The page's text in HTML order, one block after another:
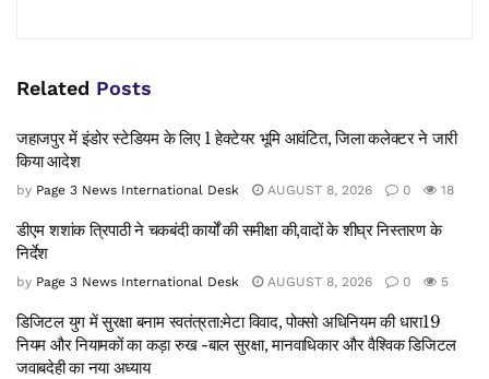
Related Posts
जहाजपुर में इंडोर स्टेडियम के लिए 1 हेक्टेयर भूमि आवंटित, जिला कलेक्टर ने जारी
किया आदेश
by Page 3 News International Desk AUGUST 8, 2026 0 18
डीएम शशांक त्रिपाठी ने चकबंदी कार्यों की समीक्षा की,वादों के शीघ्र निस्तारण के
निर्देश
by Page 3 News International Desk AUGUST 8, 2026 0 5
डिजिटल युग में सुरक्षा बनाम स्वतंत्रता:मेटा विवाद, पोक्सो अधिनियम की धारा19
नियम और नियामकों का कड़ा रुख -बाल सुरक्षा, मानवाधिकार और वैश्विक डिजिटल
जवाबदेही का नया अध्याय